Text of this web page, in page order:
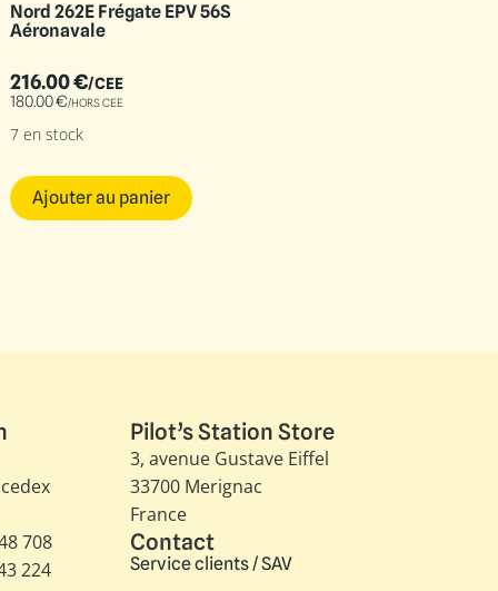
Nord 262E Frégate EPV 56S
Aéronavale
216.00€/CEE
180.00€/HORS CEE
7 en stock
Ajouter au panier
708
224
Pilot’s Station Store
3, avenue Gustave Eiffel​
33700 Merignac
France
Contact
Service clients / SAV